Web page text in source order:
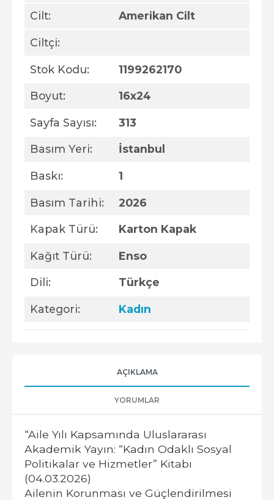
Cilt: Amerikan Cilt
Ciltçi:
Stok Kodu: 1199262170
Boyut: 16x24
Sayfa Sayısı: 313
Basım Yeri: İstanbul
Baskı: 1
Basım Tarihi: 2026
Kapak Türü: Karton Kapak
Kağıt Türü: Enso
Dili: Türkçe
Kategori: Kadın
AÇIKLAMA
YORUMLAR
“Aile Yılı Kapsamında Uluslararası
Akademik Yayın: “Kadın Odaklı Sosyal
Politikalar ve Hizmetler” Kitabı
(04.03.2026)
Ailenin Korunması ve Güçlendirilmesi